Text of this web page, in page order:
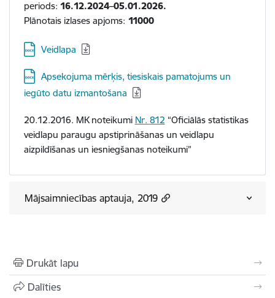
periods: 16.12.2024–05.01.2026.
Plānotais izlases apjoms: 11000
Veidlapa
Apsekojuma mērķis, tiesiskais pamatojums un
iegūto datu izmantošana
20.12.2016. MK noteikumi Nr. 812 “Oficiālās statistikas
veidlapu paraugu apstiprināšanas un veidlapu
aizpildīšanas un iesniegšanas noteikumi”
Mājsaimniecības aptauja, 2019
Drukāt lapu
Dalīties